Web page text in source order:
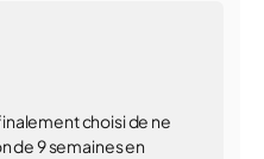
choisi de ne
de 9 semaines en